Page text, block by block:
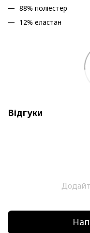
88% поліестер
12% еластан
Відгуки